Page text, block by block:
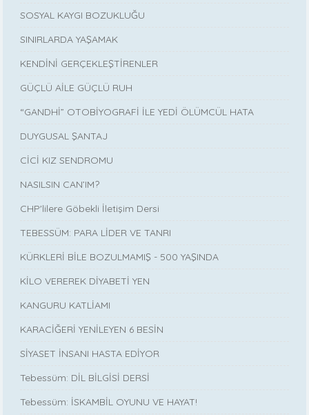
SOSYAL KAYGI BOZUKLUĞU
SINIRLARDA YAŞAMAK
KENDİNİ GERÇEKLEŞTİRENLER
GÜÇLÜ AİLE GÜÇLÜ RUH
“GANDHİ” OTOBİYOGRAFİ İLE YEDİ ÖLÜMCÜL HATA
DUYGUSAL ŞANTAJ
CİCİ KIZ SENDROMU
NASILSIN CAN’IM?
CHP'lilere Göbekli İletişim Dersi
TEBESSÜM: PARA LİDER VE TANRI
KÜRKLERİ BİLE BOZULMAMIŞ - 500 YAŞINDA
KİLO VEREREK DİYABETİ YEN
KANGURU KATLİAMI
KARACİĞERİ YENİLEYEN 6 BESİN
SİYASET İNSANI HASTA EDİYOR
Tebessüm: DİL BİLGİSİ DERSİ
Tebessüm: İSKAMBİL OYUNU VE HAYAT!